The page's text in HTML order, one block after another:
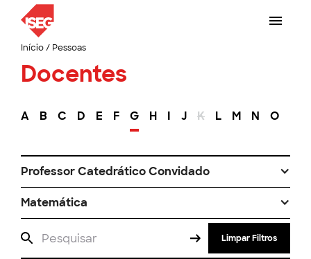
Início/ Pessoas
Docentes
A B C D E F G H I J K L M N O
Professor Catedrático Convidado
Matemática
Limpar Filtros